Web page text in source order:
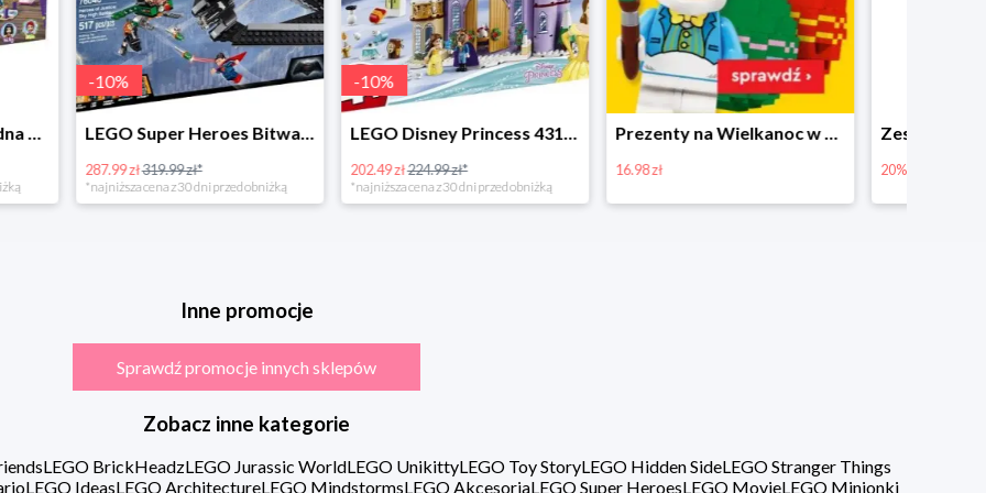
LEGO Super Heroes Bitwa powietrzna w super cenie
obniżką
10 %
LEGO Disney Princess 43180 Zimowe święto w zamku Belli
202.49 zł224.99 zł*
*najniższa cena z 30 dni przed obniżką
16.98 zł
Zestawy Bitbox LEGO Vidiyo w Planecie Klocków -20%
20%
Inne promocje
Sprawdź promocje innych sklepów
Zobacz inne kategorie
LEGO BrickHeadzLEGO Jurassic WorldLEGO UnikittyLEGO Toy StoryLEGO Hidden SideLEGO Stranger Things
LEGO IdeasLEGO ArchitectureLEGO MindstormsLEGO AkcesoriaLEGO Super HeroesLEGO MovieLEGO Minionki